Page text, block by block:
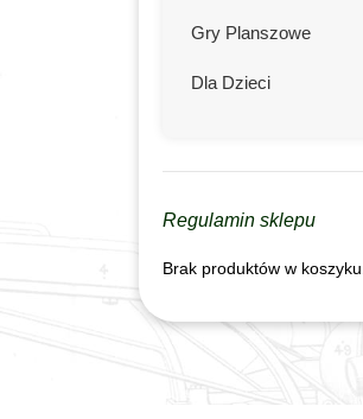
Gry Planszowe
Dla Dzieci
Regulamin sklepu
Brak produktów w koszyku.